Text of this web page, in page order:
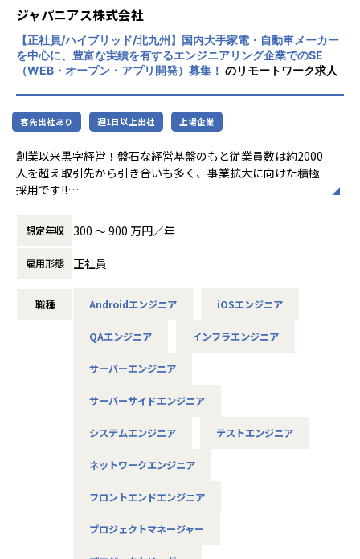
ジャパニアス株式会社
【正社員/ハイブリッド/北九州】国内大手家電・自動車メーカー
を中心に、豊富な実績を有するエンジニアリング企業でのSE
（WEB・オープン・アプリ開発）募集！ のリモートワーク求人
客先出社あり 週1日以上出社 上場企業
創業以来黒字経営！盤石な経営基盤のもと従業員数は約2000
人を超え取引先から引き合いも多く、事業拡大に向けた積極
採用です!!
ご志向／ご希望に応じて、プロジェクトを決定しますので、
是非面接でお話しください！
◆取引業界
・ システム要件定義・設計（上流）SE
※ご志向・ご希望に応じて、プロジェクトを決定します
を前提としています。
■魅力ポイント
地域愛採用を行っているため、基本的にご自宅から通える
家族と一緒に過ごすことができ、好きな地域で安心して働
想定年収 300 〜 900 万円／年
雇用形態 正社員
職種 Androidエンジニア iOSエンジニア
QAエンジニア インフラエンジニア
サーバーエンジニア
サーバーサイドエンジニア
システムエンジニア テストエンジニア
ネットワークエンジニア
フロントエンドエンジニア
プロジェクトマネージャー